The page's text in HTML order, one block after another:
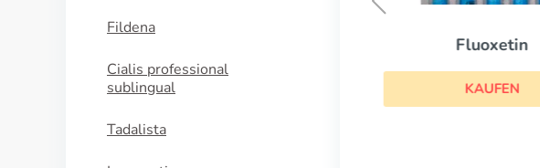
Fildena
Cialis professional
sublingual
Tadalista
Fluoxetin
KAUFEN